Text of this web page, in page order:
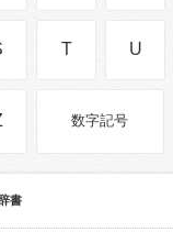
T U
数字記号
書